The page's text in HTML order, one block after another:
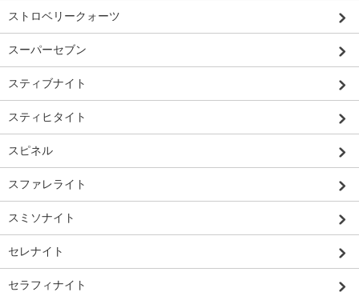
ストロベリークォーツ
スーパーセブン
スティブナイト
スティヒタイト
スピネル
スファレライト
スミソナイト
セレナイト
セラフィナイト